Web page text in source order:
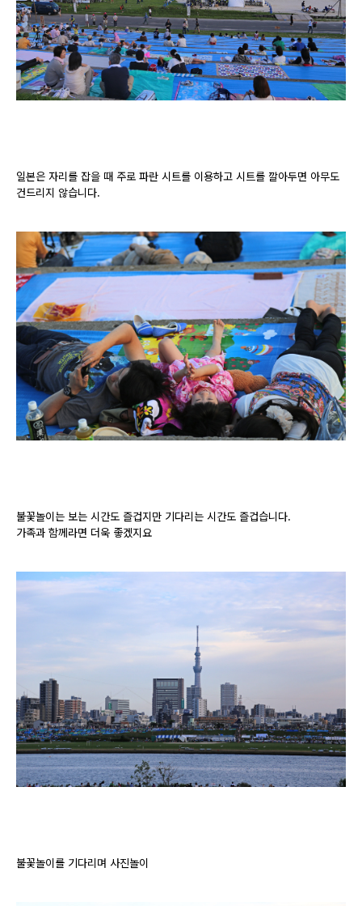
일본은 자리를 잡을 때 주로 파란 시트를 이용하고 시트를 깔아두면 아무도
건드리지 않습니다.
불꽃놀이는 보는 시간도 즐겁지만 기다리는 시간도 즐겁습니다.
가족과 함께라면 더욱 좋겠지요
불꽃놀이를 기다리며 사진놀이